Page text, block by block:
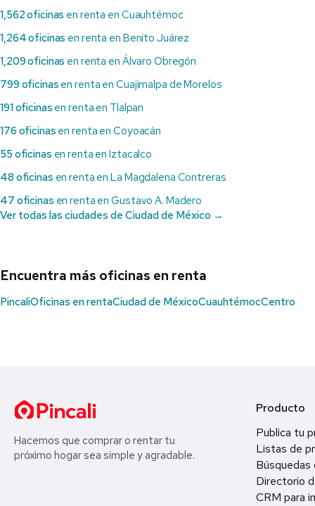
1,562 oficinas en renta en Cuauhtémoc
1,264 oficinas en renta en Benito Juárez
1,209 oficinas en renta en Álvaro Obregón
799 oficinas en renta en Cuajimalpa de Morelos
191 oficinas en renta en Tlalpan
176 oficinas en renta en Coyoacán
55 oficinas en renta en Iztacalco
48 oficinas en renta en La Magdalena Contreras
47 oficinas en renta en Gustavo A. Madero
Ver todas las ciudades de Ciudad de México →
Encuentra más oficinas en renta
PincaliOficinas en rentaCiudad de MéxicoCuauhtémocCentro
Hacemos que comprar o rentar tu
próximo hogar sea simple y agradable.
Producto
Publica tu
Listas de
Búsquedas
Directorio
CRM para